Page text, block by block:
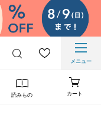
メニュー
読みもの カート